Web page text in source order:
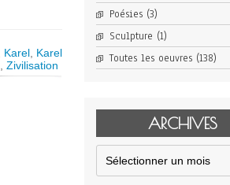
Karel, Karel
Zivilisation
Poésies(3)
Sculpture (1)
Toutes les oeuvres(138)
ARCHIVES
Archives